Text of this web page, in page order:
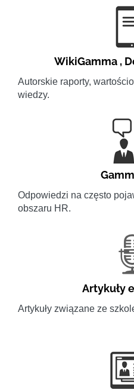
WikiGamma ,
Autorskie raporty,
wiedzy.
Odpowiedzi na często
obszaru HR.
Artykuły
Artykuły związane ze